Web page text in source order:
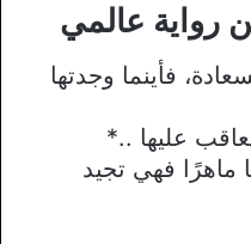
رواية عالمي
فأينما وجدتها
عليها ..*
ماهرًا فهي تجيد